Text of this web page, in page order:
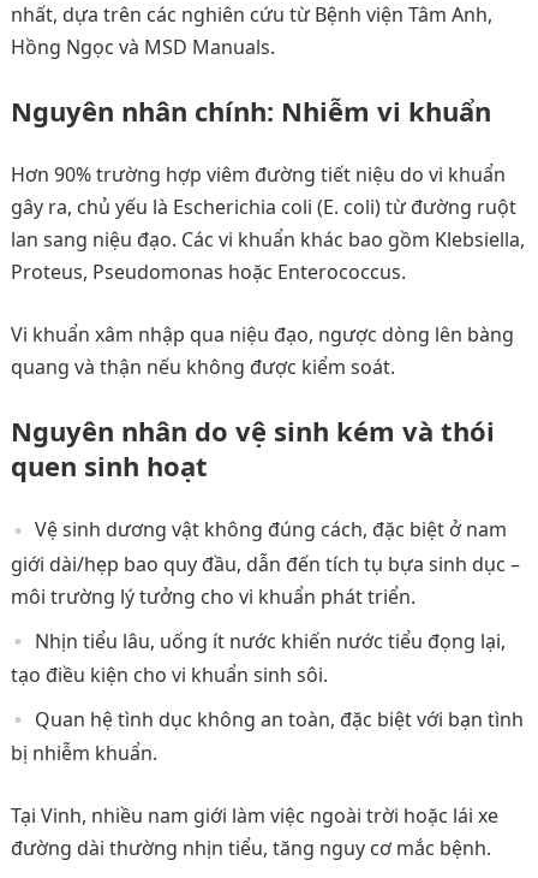
nhất, dựa trên các nghiên cứu từ Bệnh viện Tâm Anh,
Hồng Ngọc và MSD Manuals.
Nguyên nhân chính: Nhiễm vi khuẩn
Hơn 90% trường hợp viêm đường tiết niệu do vi khuẩn
gây ra, chủ yếu là Escherichia coli (E. coli) từ đường ruột
lan sang niệu đạo. Các vi khuẩn khác bao gồm Klebsiella,
Proteus, Pseudomonas hoặc Enterococcus.
Vi khuẩn xâm nhập qua niệu đạo, ngược dòng lên bàng
quang và thận nếu không được kiểm soát.
Nguyên nhân do vệ sinh kém và thói
quen sinh hoạt
Vệ sinh dương vật không đúng cách, đặc biệt ở nam
giới dài/hẹp bao quy đầu, dẫn đến tích tụ bựa sinh dục –
môi trường lý tưởng cho vi khuẩn phát triển.
Nhịn tiểu lâu, uống ít nước khiến nước tiểu đọng lại,
tạo điều kiện cho vi khuẩn sinh sôi.
Quan hệ tình dục không an toàn, đặc biệt với bạn tình
bị nhiễm khuẩn.
Tại Vinh, nhiều nam giới làm việc ngoài trời hoặc lái xe
đường dài thường nhịn tiểu, tăng nguy cơ mắc bệnh.